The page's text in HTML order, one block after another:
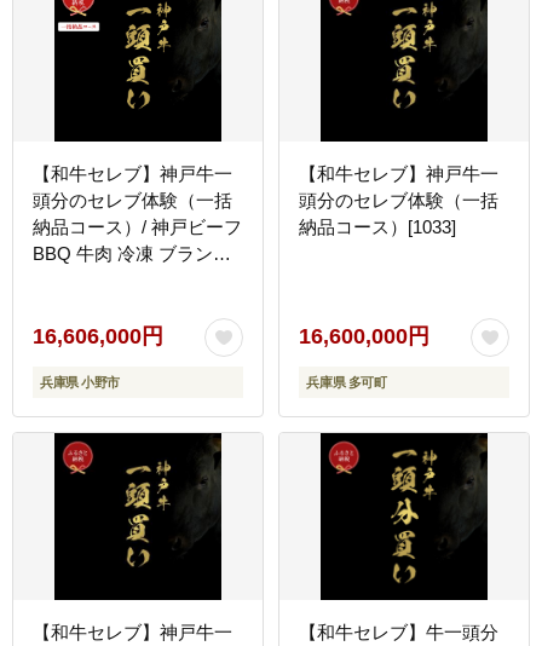
【和牛セレブ】神戸牛一
頭分のセレブ体験（一括
納品コース）/ 神戸ビーフ
BBQ 牛肉 冷凍 ブランド
16,606,000円
兵庫県 小野市
【和牛セレブ】神戸牛一
頭分のセレブ体験（一括
納品コース）[1033]
16,600,000円
兵庫県 多可町
【和牛セレブ】神戸牛一
【和牛セレブ】牛一頭分